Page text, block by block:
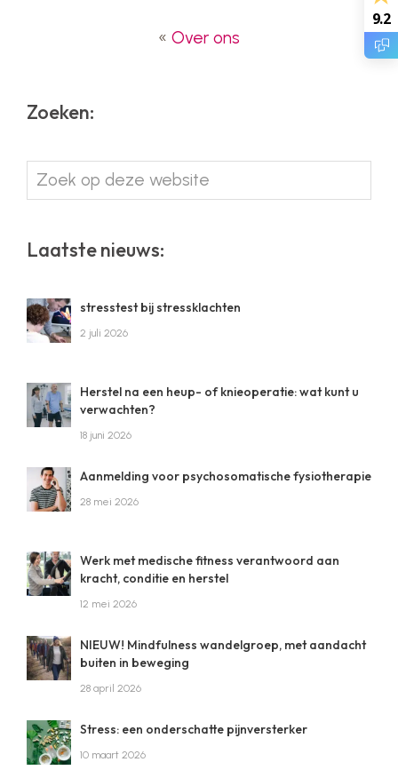
« Over ons
Zoeken:
Zoek
op
website
Laatste nieuws:
stresstest bij stressklachten
2 juli 2026
Herstel na een heup- of knieoperatie: wat kunt u
verwachten?
18 juni 2026
Aanmelding voor psychosomatische fysiotherapie
28 mei 2026
Werk met medische fitness verantwoord aan
kracht, conditie en herstel
12 mei 2026
NIEUW! Mindfulness wandelgroep, met aandacht
buiten in beweging
28 april 2026
Stress: een onderschatte pijnversterker
10 maart 2026
9.2